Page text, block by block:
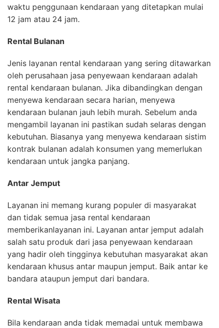
waktu penggunaan kendaraan yang ditetapkan mulai
12 jam atau 24 jam.
Rental Bulanan
Jenis layanan rental kendaraan yang sering ditawarkan
oleh perusahaan jasa penyewaan kendaraan adalah
rental kendaraan bulanan. Jika dibandingkan dengan
menyewa kendaraan secara harian, menyewa
kendaraan bulanan jauh lebih murah. Sebelum anda
mengambil layanan ini pastikan sudah selaras dengan
kebutuhan. Biasanya yang menyewa kendaraan sistim
kontrak bulanan adalah konsumen yang memerlukan
kendaraan untuk jangka panjang.
Antar Jemput
Layanan ini memang kurang populer di masyarakat
dan tidak semua jasa rental kendaraan
memberikanlayanan ini. Layanan antar jemput adalah
salah satu produk dari jasa penyewaan kendaraan
yang hadir oleh tingginya kebutuhan masyarakat akan
kendaraan khusus antar maupun jemput. Baik antar ke
bandara ataupun jemput dari bandara.
Rental Wisata
Bila kendaraan anda tidak memadai untuk membawa